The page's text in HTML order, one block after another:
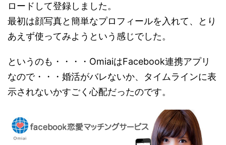
ロードして登録しました。
最初は顔写真と簡単なプロフィールを入れて、とり
あえず使ってみようという感じでした。
というのも・・・・OmiaiはFacebook連携アプリ
なので・・・婚活がバレないか、タイムラインに表
示されないかすごく心配だったのです。